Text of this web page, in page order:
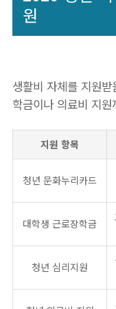
원
생활비 자체를 지원
학금이나 의료비 지
지원 항목
청년 문화누리카드
대학생 근로장학금
청년 심리지원